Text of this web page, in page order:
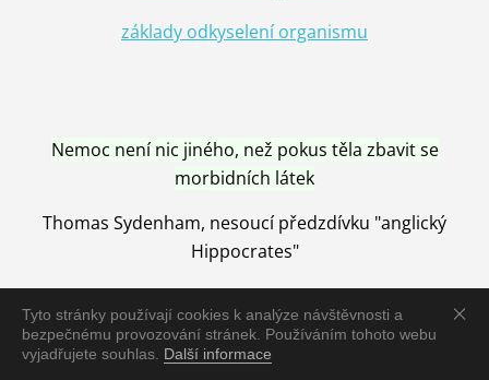
Tyto stránky používají cookies k analýze návštěvnosti a
bezpečnému provozování stránek. Používáním tohoto webu
vyjadřujete souhlas. Další informace
základy odkyselení organismu
Nemoc není nic jiného, než pokus těla zbavit se
morbidních látek
Thomas Sydenham, nesoucí předzdívku "anglický
Hippocrates"
Nemoc je vyléčena jen pomocí Přírody, neutralizací a